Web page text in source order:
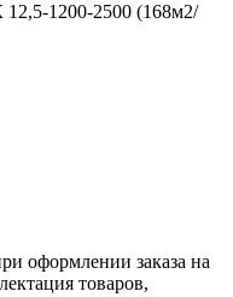
1200-2500 (168м2/
оформлении заказа на
товаров,